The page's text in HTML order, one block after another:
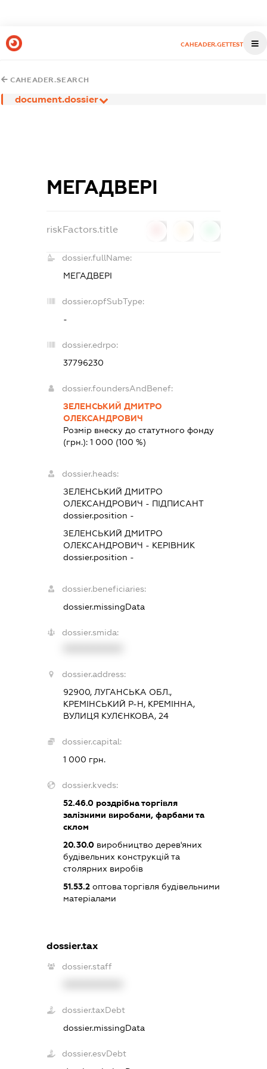
CAHEADER.GETTEST
CAHEADER.SEARCH
document.dossier
МЕГАДВЕРІ
riskFactors.title
dossier.fullName:
МЕГАДВЕРІ
dossier.opfSubType:
-
dossier.edrpo:
37796230
dossier.foundersAndBenef:
ЗЕЛЕНСЬКИЙ ДМИТРО
ОЛЕКСАНДРОВИЧ
Розмір внеску до статутного фонду
(грн.):1 000 (100 %)
dossier.heads:
ЗЕЛЕНСЬКИЙ ДМИТРО
ОЛЕКСАНДРОВИЧ - ПІДПИСАНТ
dossier.position -
ЗЕЛЕНСЬКИЙ ДМИТРО
ОЛЕКСАНДРОВИЧ - КЕРІВНИК
dossier.position -
dossier.beneficiaries:
dossier.missingData
dossier.smida:
dossier.address:
92900, ЛУГАНСЬКА ОБЛ.,
КРЕМІНСЬКИЙ Р-Н, КРЕМІННА,
ВУЛИЦЯ КУЛЄНКОВА, 24
dossier.capital:
1 000 грн.
dossier.kveds:
52.46.0 роздрібна торгівля
залізними виробами, фарбами та
склом
20.30.0 виробництво дерев'яних
будівельних конструкцій та
столярних виробів
51.53.2 оптова торгівля будівельними
матеріалами
dossier.tax
dossier.staff
dossier.taxDebt
dossier.missingData
dossier.esvDebt